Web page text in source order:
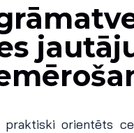
orientēts